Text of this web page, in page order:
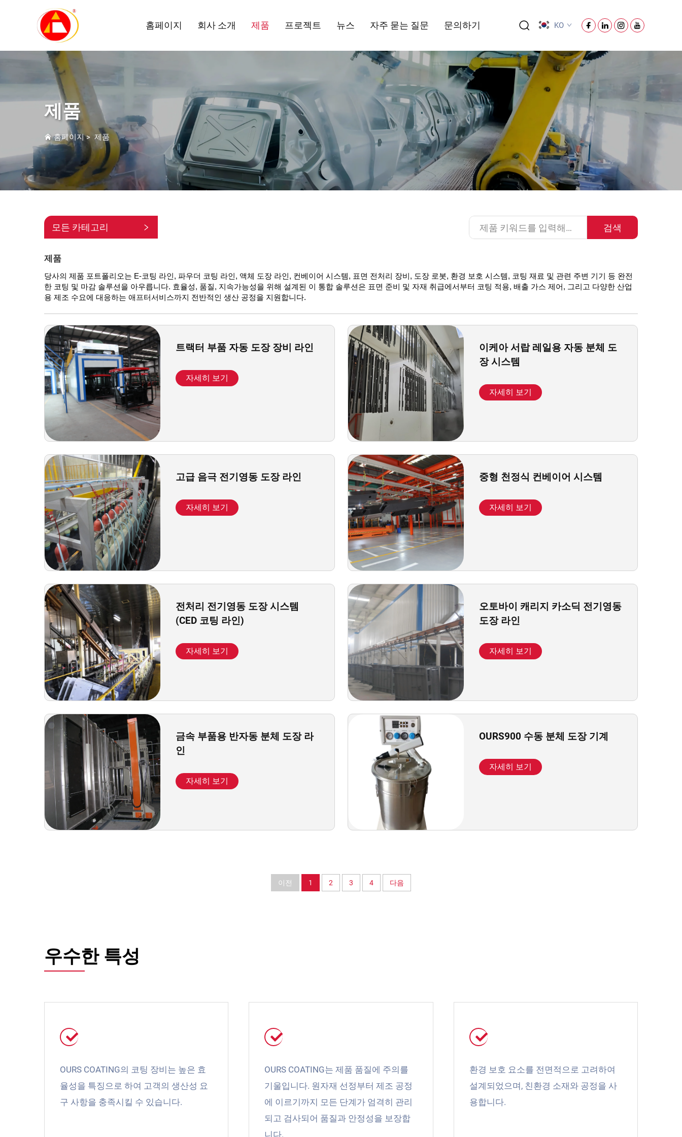
홈페이지 회사 소개 제품 프로젝트 뉴스 자주 묻는 질문 문의하기 KO
제품
홈페이지>제품
모든 카테고리 검색
제품
당사의 제품 포트폴리오는 E-코팅 라인, 파우더 코팅 라인, 액체 도장 라인, 컨베이어 시스템, 표면 전처리 장비, 도장 로봇, 환경 보호 시스템, 코팅 재료 및 관련 주변 기기 등 완전
한 코팅 및 마감 솔루션을 아우릅니다. 효율성, 품질, 지속가능성을 위해 설계된 이 통합 솔루션은 표면 준비 및 자재 취급에서부터 코팅 적용, 배출 가스 제어, 그리고 다양한 산업
용 제조 수요에 대응하는 애프터서비스까지 전반적인 생산 공정을 지원합니다.
트랙터 부품 자동 도장 장비 라인
자세히 보기
이케아 서랍 레일용 자동 분체 도
장 시스템
자세히 보기
고급 음극 전기영동 도장 라인
자세히 보기
중형 천정식 컨베이어 시스템
자세히 보기
전처리 전기영동 도장 시스템
(CED 코팅 라인)
자세히 보기
오토바이 캐리지 카소딕 전기영동
도장 라인
자세히 보기
금속 부품용 반자동 분체 도장 라
인
자세히 보기
OURS900 수동 분체 도장 기계
자세히 보기
이전 1 2 3 4 다음
우수한 특성
OURS COATING의 코팅 장비는 높은 효
율성을 특징으로 하여 고객의 생산성 요
구 사항을 충족시킬 수 있습니다.
OURS COATING는 제품 품질에 주의를
기울입니다. 원자재 선정부터 제조 공정
에 이르기까지 모든 단계가 엄격히 관리
되고 검사되어 품질과 안정성을 보장합
니다.
환경 보호 요소를 전면적으로 고려하여
설계되었으며, 친환경 소재와 공정을 사
용합니다.